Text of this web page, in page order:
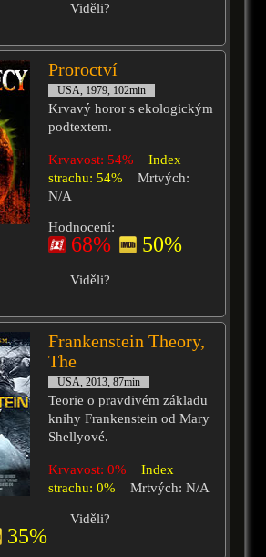
Viděli?
Proroctví
USA, 1979, 102min
Krvavý horor s ekologickým
podtextem.
Krvavost: 54%
Index
strachu: 54%
Mrtvých:
N/A
Hodnocení:
68% 50%
Viděli?
Frankenstein Theory,
The
USA, 2013, 87min
Teorie o pravdivém základu
knihy Frankenstein od Mary
Shellyové.
Krvavost: 0%
Index
strachu: 0%
Mrtvých: N/A
35%
Viděli?